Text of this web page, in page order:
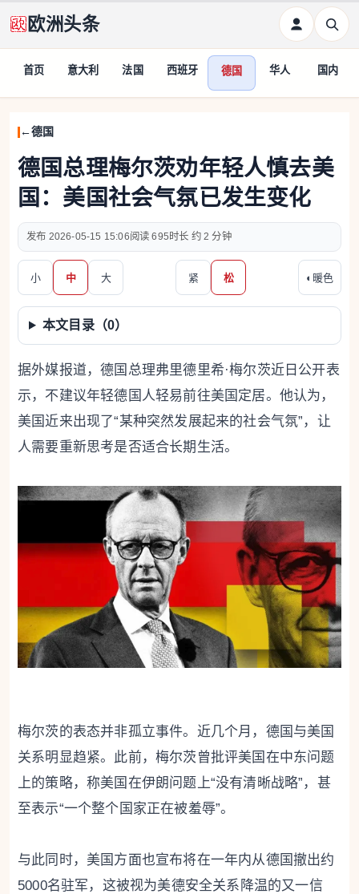
欧洲头条
首页 意大利 法国 西班牙 德国 华人 国内
德国
德国总理梅尔茨劝年轻人慎去美
国：美国社会气氛已发生变化
2026-05-15 15:06 695 约 2 分钟
小 中 大 紧 松 ◐ 暖色
本文目录（0）
据外媒报道，德国总理弗里德里希·梅尔茨近日公开表
示，不建议年轻德国人轻易前往美国定居。他认为，
美国近来出现了“某种突然发展起来的社会气氛”，让
人需要重新思考是否适合长期生活。
梅尔茨的表态并非孤立事件。近几个月，德国与美国
关系明显趋紧。此前，梅尔茨曾批评美国在中东问题
上的策略，称美国在伊朗问题上“没有清晰战略”，甚
至表示“一个整个国家正在被羞辱”。
与此同时，美国方面也宣布将在一年内从德国撤出约
5000名驻军，这被视为美德安全关系降温的又一信